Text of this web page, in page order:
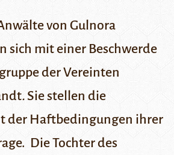
von Gulnora
sich mit einer Beschwerde
der Vereinten
. Sie stellen die
der Haftbedingungen ihrer
Die Tochter des